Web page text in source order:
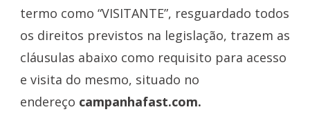
termo como “VISITANTE”, resguardado todos
os direitos previstos na legislação, trazem as
cláusulas abaixo como requisito para acesso
e visita do mesmo, situado no
endereço campanhafast.com.